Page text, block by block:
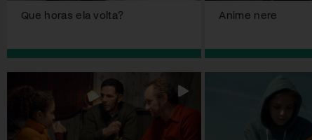
Que horas ela volta? Anime nere